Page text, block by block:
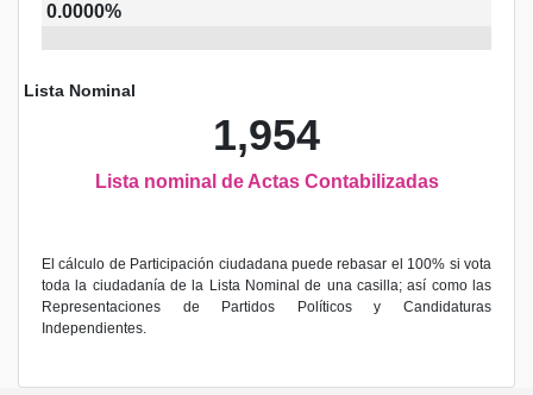
0.0000%
Lista Nominal
1,954
Lista nominal de Actas Contabilizadas
El cálculo de Participación ciudadana puede rebasar el 100% si vota
toda la ciudadanía de la Lista Nominal de una casilla; así como las
Representaciones de Partidos Políticos y Candidaturas
Independientes.